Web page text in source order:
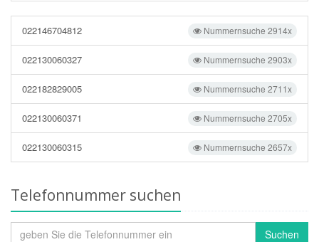
Nummernsuche 2914x
022146704812
Nummernsuche 2903x
022130060327
Nummernsuche 2711x
022182829005
Nummernsuche 2705x
022130060371
Nummernsuche 2657x
022130060315
Telefonnummer suchen
Suchen